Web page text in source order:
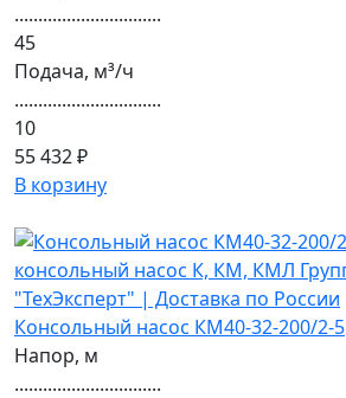
...............................
45
Подача, м³/ч
...............................
10
55 432 ₽
В корзину
Консольный насос КМ40-32-200/2-5
Напор, м
...............................